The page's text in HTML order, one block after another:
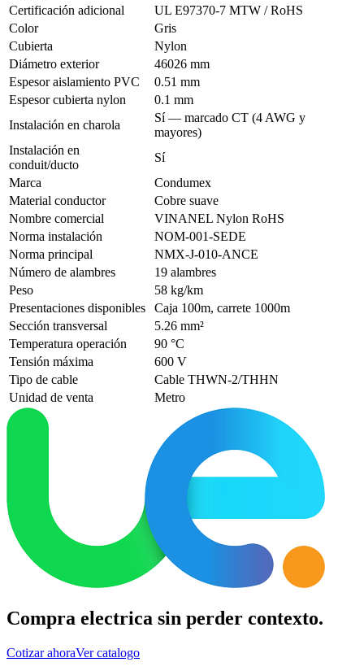
Certificación adicional
UL E97370-7 MTW / RoHS
Color
Gris
Cubierta
Nylon
Diámetro exterior
46026 mm
Espesor aislamiento PVC
0.51 mm
Espesor cubierta nylon
0.1 mm
Instalación en charola
Sí — marcado CT (4 AWG y
mayores)
Instalación en
conduit/ducto
Sí
Marca
Condumex
Material conductor
Cobre suave
Nombre comercial
VINANEL Nylon RoHS
Norma instalación
NOM-001-SEDE
Norma principal
NMX-J-010-ANCE
Número de alambres
19 alambres
Peso
58 kg/km
Presentaciones disponibles
Caja 100m, carrete 1000m
Sección transversal
5.26 mm²
Temperatura operación
90 °C
Tensión máxima
600 V
Tipo de cable
Cable THWN-2/THHN
Unidad de venta
Metro
Compra electrica sin perder contexto.
Cotizar ahoraVer catalogo